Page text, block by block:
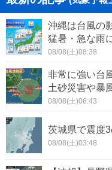
沖縄は台風の
猛暑・急な雨
08/08(土)08:38
非常に強い台
土砂災害や暴
08/08(土)06:43
茨城県で震度
08/08(土)03:48